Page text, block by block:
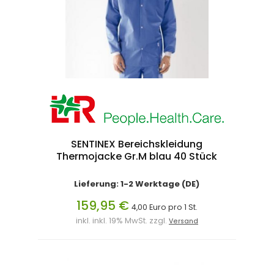
SENTINEX Bereichskleidung
Thermojacke Gr.M blau 40 Stück
Lieferung: 1-2 Werktage (DE)
159,95 € 4,00 Euro pro 1 St.
inkl. inkl. 19% MwSt. zzgl. Versand